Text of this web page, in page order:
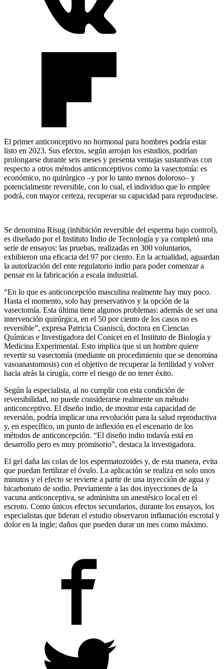
El primer anticonceptivo no hormonal para hombres podría estar
listo en 2023. Sus efectos, según arrojan los estudios, podrían
prolongarse durante seis meses y presenta ventajas sustantivas con
respecto a otros métodos anticonceptivos como la vasectomía: es
económico, no quirúrgico –y por lo tanto menos doloroso– y
potencialmente reversible, con lo cual, el individuo que lo emplee
podrá, con mayor certeza, recuperar su capacidad para reproducirse.
Se denomina Risug (inhibición reversible del esperma bajo control),
es diseñado por el Instituto Indio de Tecnología y ya completó una
serie de ensayos: las pruebas, realizadas en 300 voluntarios,
exhibieron una eficacia del 97 por ciento. En la actualidad, aguardan
la autorización del ente regulatorio indio para poder comenzar a
pensar en la fabricación a escala industrial.
“En lo que es anticoncepción masculina realmente hay muy poco.
Hasta el momento, solo hay preservativos y la opción de la
vasectomía. Esta última tiene algunos problemas: además de ser una
intervención quirúrgica, en el 50 por ciento de los casos no es
reversible”, expresa Patricia Cuaniscú, doctora en Ciencias
Químicas e Investigadora del Conicet en el Instituto de Biología y
Medicina Experimental. Esto implica que si un hombre quiere
revertir su vasectomía (mediante un procedimiento que se denomina
vasoanastomosis) con el objetivo de recuperar la fertilidad y volver
hacia atrás la cirugía, corre el riesgo de no tener éxito.
Según la especialista, al no cumplir con esta condición de
reversibilidad, no puede considerarse realmente un método
anticonceptivo. El diseño indio, de mostrar esta capacidad de
reversión, podría implicar una revolución para la salud reproductiva
y, en específico, un punto de inflexión en el escenario de los
métodos de anticoncepción. “El diseño indio todavía está en
desarrollo pero es muy promisorio”, destaca la investigadora.
El gel daña las colas de los espermatozoides y, de esta manera, evita
que puedan fertilizar el óvulo. La aplicación se realiza en solo unos
minutos y el efecto se revierte a partir de una inyección de agua y
bicarbonato de sodio. Previamente a las dos inyecciones de la
vacuna anticonceptiva, se administra un anestésico local en el
escroto. Como únicos efectos secundarios, durante los ensayos, los
especialistas que lideran el estudio observaron inflamación escrotal y
dolor en la ingle; daños que pueden durar un mes como máximo.